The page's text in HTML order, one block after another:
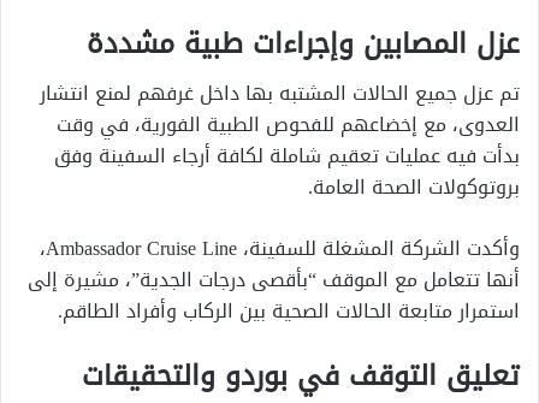
عزل المصابين وإجراءات طبية مشددة
تم عزل جميع الحالات المشتبه بها داخل غرفهم لمنع انتشار
العدوى، مع إخضاعهم للفحوص الطبية الفورية، في وقت
بدأت فيه عمليات تعقيم شاملة لكافة أرجاء السفينة وفق
بروتوكولات الصحة العامة.
وأكدت الشركة المشغلة للسفينة، Ambassador Cruise Line،
أنها تتعامل مع الموقف “بأقصى درجات الجدية”، مشيرة إلى
استمرار متابعة الحالات الصحية بين الركاب وأفراد الطاقم.
تعليق التوقف في بوردو والتحقيقات